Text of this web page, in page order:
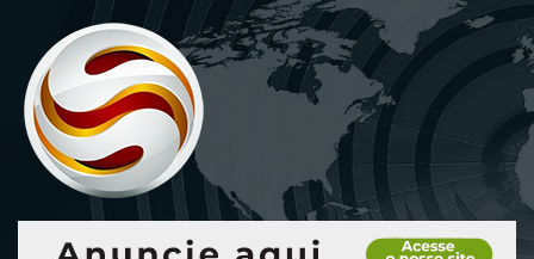
content
Portal Monitoramento
O portal que manitora a notícias para você!